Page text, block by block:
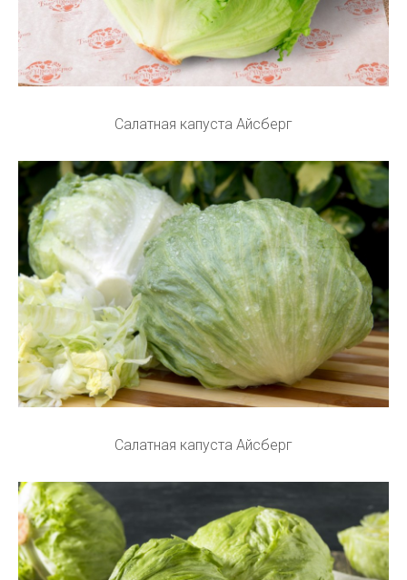
Салатная капуста Айсберг
Салатная капуста Айсберг